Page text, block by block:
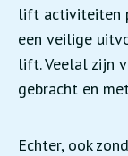
lift activiteiten
een veilige
lift. Veelal zijn
gebracht en
Echter, ook